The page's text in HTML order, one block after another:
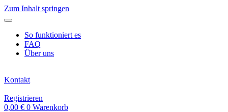
Zum Inhalt springen
So funktioniert es
FAQ
Über uns
Kontakt
Registrieren
0,00 € 0 Warenkorb